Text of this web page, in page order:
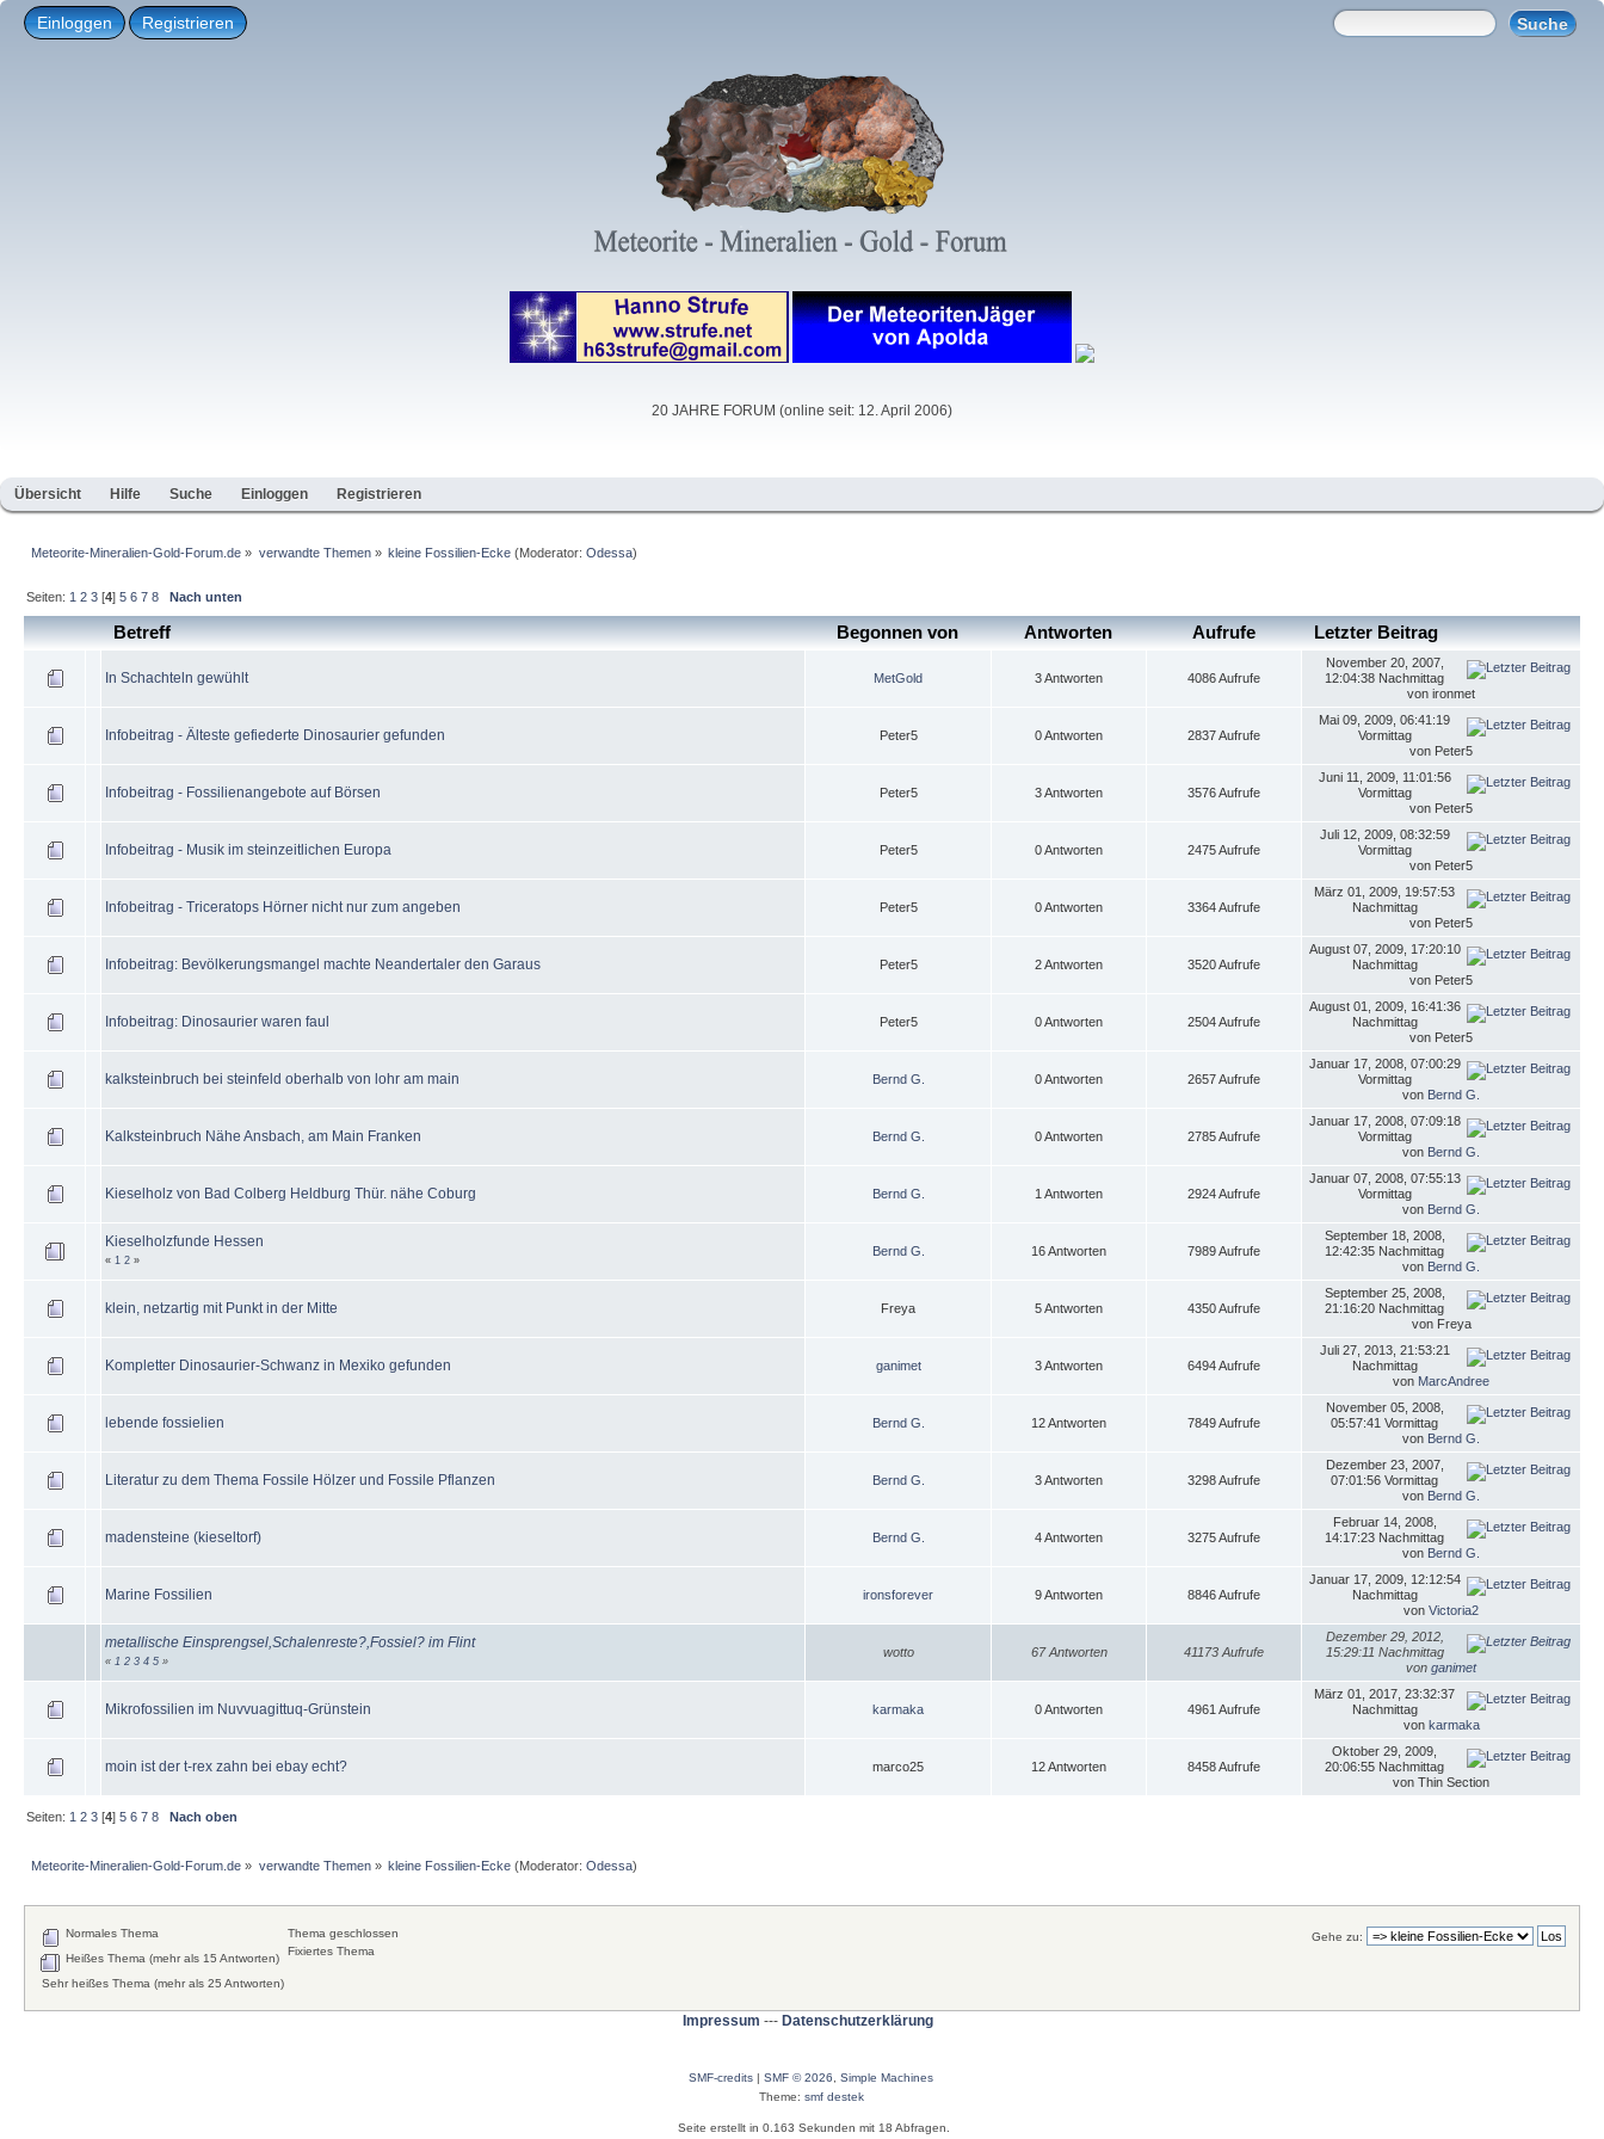
Einloggen Registrieren
20 JAHRE FORUM (online seit: 12. April 2006)
Übersicht Hilfe Suche Einloggen Registrieren
Meteorite-Mineralien-Gold-Forum.de » verwandte Themen» kleine Fossilien-Ecke(Moderator: Odessa)
Seiten: 1 2 3 [4]5 6 7 8 Nach unten
Betreff Begonnen von Antworten Aufrufe Letzter Beitrag
In Schachteln gewühlt MetGold 3 Antworten 4086 Aufrufe
November 20, 2007,
12:04:38 Nachmittag
von ironmet
Infobeitrag - Älteste gefiederte Dinosaurier gefunden Peter5 0 Antworten 2837 Aufrufe
Mai 09, 2009, 06:41:19
Vormittag
von Peter5
Infobeitrag - Fossilienangebote auf Börsen Peter5 3 Antworten 3576 Aufrufe
Juni 11, 2009, 11:01:56
Vormittag
von Peter5
Infobeitrag - Musik im steinzeitlichen Europa Peter5 0 Antworten 2475 Aufrufe
Juli 12, 2009, 08:32:59
Vormittag
von Peter5
Infobeitrag - Triceratops Hörner nicht nur zum angeben Peter5 0 Antworten 3364 Aufrufe
März 01, 2009, 19:57:53
Nachmittag
von Peter5
Infobeitrag: Bevölkerungsmangel machte Neandertaler den Garaus Peter5 2 Antworten 3520 Aufrufe
August 07, 2009, 17:20:10
Nachmittag
von Peter5
Infobeitrag: Dinosaurier waren faul Peter5 0 Antworten 2504 Aufrufe
August 01, 2009, 16:41:36
Nachmittag
von Peter5
kalksteinbruch bei steinfeld oberhalb von lohr am main Bernd G. 0 Antworten 2657 Aufrufe
Januar 17, 2008, 07:00:29
Vormittag
von Bernd G.
Kalksteinbruch Nähe Ansbach, am Main Franken Bernd G. 0 Antworten 2785 Aufrufe
Januar 17, 2008, 07:09:18
Vormittag
von Bernd G.
Kieselholz von Bad Colberg Heldburg Thür. nähe Coburg Bernd G. 1 Antworten 2924 Aufrufe
Januar 07, 2008, 07:55:13
Vormittag
von Bernd G.
Kieselholzfunde Hessen
« 1 2 »
Bernd G. 16 Antworten 7989 Aufrufe
September 18, 2008,
12:42:35 Nachmittag
von Bernd G.
klein, netzartig mit Punkt in der Mitte Freya 5 Antworten 4350 Aufrufe
September 25, 2008,
21:16:20 Nachmittag
von Freya
Kompletter Dinosaurier-Schwanz in Mexiko gefunden ganimet 3 Antworten 6494 Aufrufe
Juli 27, 2013, 21:53:21
Nachmittag
von MarcAndree
lebende fossielien Bernd G. 12 Antworten 7849 Aufrufe
November 05, 2008,
05:57:41 Vormittag
von Bernd G.
Literatur zu dem Thema Fossile Hölzer und Fossile Pflanzen Bernd G. 3 Antworten 3298 Aufrufe
Dezember 23, 2007,
07:01:56 Vormittag
von Bernd G.
madensteine (kieseltorf) Bernd G. 4 Antworten 3275 Aufrufe
Februar 14, 2008,
14:17:23 Nachmittag
von Bernd G.
Marine Fossilien ironsforever 9 Antworten 8846 Aufrufe
Januar 17, 2009, 12:12:54
Nachmittag
von Victoria2
metallische Einsprengsel,Schalenreste?,Fossiel? im Flint
« 1 2 3 4 5 »
wotto 67 Antworten 41173 Aufrufe
Dezember 29, 2012,
15:29:11 Nachmittag
von ganimet
Mikrofossilien im Nuvvuagittuq-Grünstein karmaka 0 Antworten 4961 Aufrufe
März 01, 2017, 23:32:37
Nachmittag
von karmaka
moin ist der t-rex zahn bei ebay echt? marco25 12 Antworten 8458 Aufrufe
Oktober 29, 2009,
20:06:55 Nachmittag
von Thin Section
Seiten: 1 2 3 [4]5 6 7 8 Nach oben
Meteorite-Mineralien-Gold-Forum.de » verwandte Themen» kleine Fossilien-Ecke(Moderator: Odessa)
Gehe zu:
Normales Thema
Heißes Thema (mehr als 15 Antworten)
Sehr heißes Thema (mehr als 25 Antworten)
Thema geschlossen
Fixiertes Thema
Impressum --- Datenschutzerklärung
SMF-credits | SMF © 2026, Simple Machines
Theme: smf destek
Seite erstellt in 0.163 Sekunden mit 18 Abfragen.